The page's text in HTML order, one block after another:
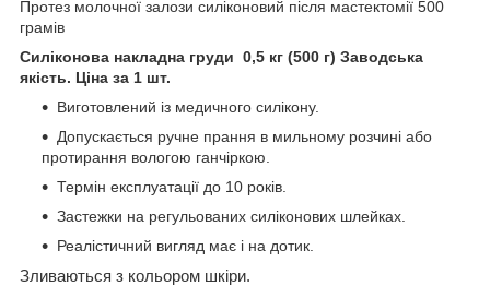
Протез молочної залози силіконовий після мастектомії 500
грамів
Силіконова накладна груди 0,5 кг (500 г) Заводська
якість. Ціна за 1 шт.
Виготовлений із медичного силікону.
Допускається ручне прання в мильному розчині або
протирання вологою ганчіркою.
Термін експлуатації до 10 років.
Застежки на регульованих силіконових шлейках.
Реалістичний вигляд має і на дотик.
Зливаються з кольором шкіри.